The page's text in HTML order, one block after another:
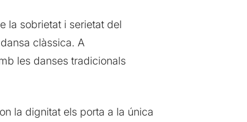
la sobrietat i serietat del
clàssica. A
les danses tradicionals
la dignitat els porta a la única